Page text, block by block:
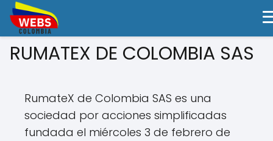
RUMATEX DE COLOMBIA SAS
RumateX de Colombia SAS es una
sociedad por acciones simplificadas
fundada el miércoles 3 de febrero de